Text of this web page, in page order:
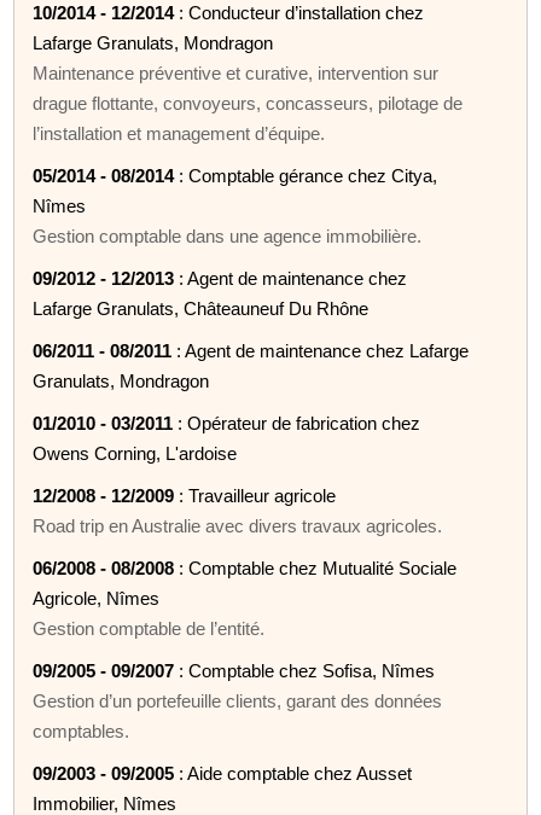
10/2014 - 12/2014: Conducteur d’installation chez
Lafarge Granulats, Mondragon
Maintenance préventive et curative, intervention sur
drague flottante, convoyeurs, concasseurs, pilotage de
l’installation et management d’équipe.
05/2014 - 08/2014: Comptable gérance chez Citya,
Nîmes
Gestion comptable dans une agence immobilière.
09/2012 - 12/2013 : Agent de maintenance chez
Lafarge Granulats, Châteauneuf Du Rhône
06/2011 - 08/2011 : Agent de maintenance chez Lafarge
Granulats, Mondragon
01/2010 - 03/2011 : Opérateur de fabrication chez
Owens Corning, L'ardoise
12/2008 - 12/2009 : Travailleur agricole
Road trip en Australie avec divers travaux agricoles.
06/2008 - 08/2008 : Comptable chez Mutualité Sociale
Agricole, Nîmes
Gestion comptable de l’entité.
09/2005 - 09/2007 : Comptable chez Sofisa, Nîmes
Gestion d’un portefeuille clients, garant des données
comptables.
09/2003 - 09/2005 : Aide comptable chez Ausset
Immobilier, Nîmes